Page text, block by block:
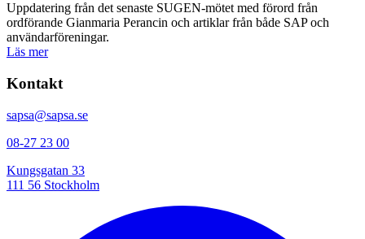
Uppdatering från det senaste SUGEN-mötet med förord från
ordförande Gianmaria Perancin och artiklar från både SAP och
användarföreningar.
Läs mer
Kontakt
sapsa@sapsa.se
08-27 23 00
Kungsgatan 33
111 56 Stockholm